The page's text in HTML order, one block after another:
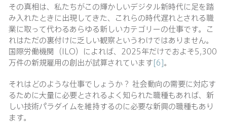
その真相は、私たちがこの輝かしいデジタル新時代に足を踏
み入れたときに出現してきた、これらの時代遅れとされる職
業に取って代わるあらゆる新しいカテゴリーの仕事です。こ
れはただの裏付けに乏しい観察というわけではありません。
国際労働機関（ILO）によれば、2025年だけでおよそ5,300
万件の新規雇用の創出が試算されています[6]。
それはどのような仕事でしょうか？ 社会動向の需要に対応す
るために大量に必要とされるよく知られた職種もあれば、新
しい技術パラダイムを維持するのに必要な新興の職種もあり
ます。